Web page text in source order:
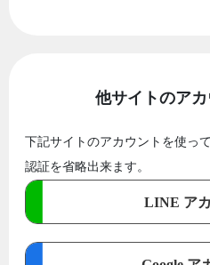
他サイトのア
下記サイトのアカウントを使っ
認証を省略出来ます。
LINE ア